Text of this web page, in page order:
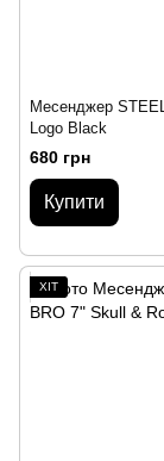
Месенджер
Logo Black
680 грн
Купити
ХІТ